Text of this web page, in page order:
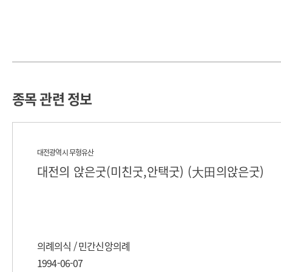
종목 관련 정보
대전광역시 무형유산
대전의 앉은굿(미친굿,안택굿) (大田의앉은굿)
의례의식 / 민간신앙의례
1994-06-07